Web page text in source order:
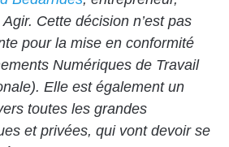
Cette décision n’est pas
pour la mise en conformité
Numériques de Travail
Elle est également un
toutes les grandes
et privées, qui vont devoir se